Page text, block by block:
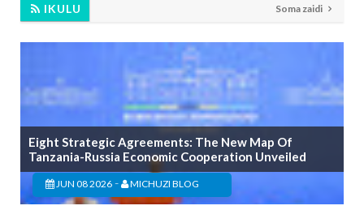
IKULU Soma zaidi
Eight Strategic Agreements: The New Map Of
Tanzania-Russia Economic Cooperation Unveiled
JUN 08 2026 - MICHUZI BLOG